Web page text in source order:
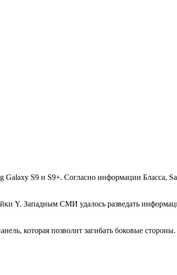
S9 и S9+. Согласно информации Бласса,
Y. Западным СМИ удалось разведать
которая позволит загибать боковые стороны.